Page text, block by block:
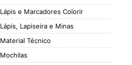
Lápis e Marcadores Colorir
Lápis, Lapiseira e Minas
Material Técnico
Mochilas